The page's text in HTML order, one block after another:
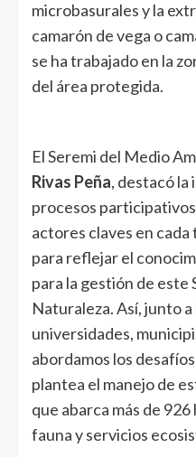
microbasurales y la
camarón de vega o
se ha trabajado en la
del área protegida.
El Seremi del Medio
Rivas Peña, destacó la
procesos
actores claves en
para reflejar el
para la gestión de este
Naturaleza. Así, junto
universidades,
abordamos los
plantea el manejo de
que abarca más de
fauna y servicios